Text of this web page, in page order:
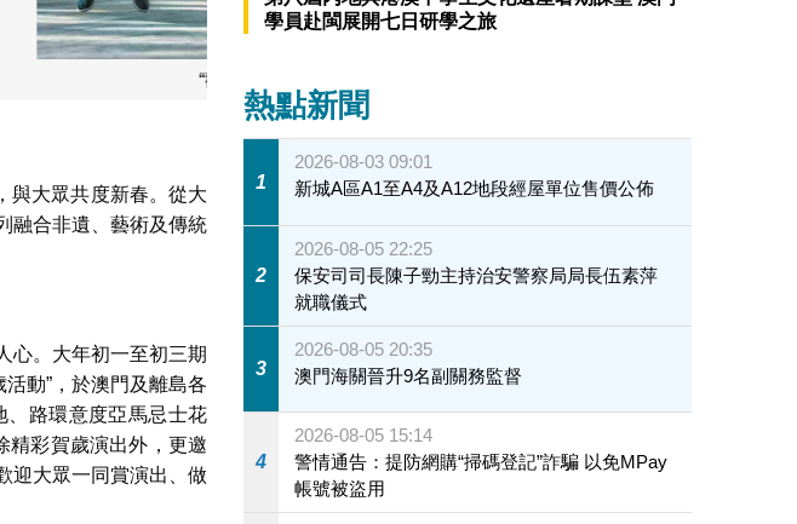
與大眾共度新春。從大
融合非遺、藝術及傳統
心。大年初一至初三期
動”，於澳門及離島各
、路環意度亞馬忌士花
精彩賀歲演出外，更邀
迎大眾一同賞演出、做
學員赴閩展開七日研學之旅
熱點新聞
1
2026-08-03 09:01
新城A區A1至A4及A12地段經屋單位售價公佈
2
2026-08-05 22:25
保安司司長陳子勁主持治安警察局局長伍素萍
就職儀式
3
2026-08-05 20:35
澳門海關晉升9名副關務監督
4
2026-08-05 15:14
警情通告：提防網購“掃碼登記”詐騙 以免MPay
帳號被盜用